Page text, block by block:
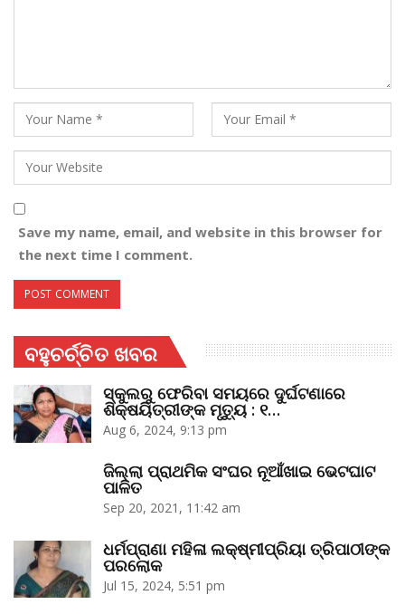
Save my name, email, and website in this browser for
the next time I comment.
ବହୁଚର୍ଚ୍ଚିତ ଖବର
ସ୍କୁଲରୁ ଫେରିବା ସମୟରେ ଦୁର୍ଘଟଣାରେ
ଶିକ୍ଷୟିତ୍ରୀଙ୍କ ମୃତ୍ୟୁ : ୧…
Aug 6, 2024, 9:13 pm
ଜିଲ୍ଲା ପ୍ରାଥମିକ ସଂଘର ନୂଆଁଖାଇ ଭେଟଘାଟ
ପାଳିତ
Sep 20, 2021, 11:42 am
ଧର୍ମପ୍ରାଣା ମହିଳା ଲକ୍ଷ୍ମୀପ୍ରିୟା ତ୍ରିପାଠୀଙ୍କ
ପରଲୋକ
Jul 15, 2024, 5:51 pm